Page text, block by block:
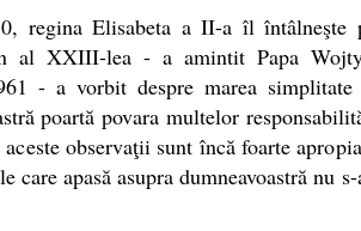
regina Elisabeta a II-a îl întâlneşte
al XXIII-lea - a amintit Papa
- a vorbit despre marea simplitate
poartă povara multelor
observaţii sunt încă foarte
care apasă asupra dumneavoastră nu s-